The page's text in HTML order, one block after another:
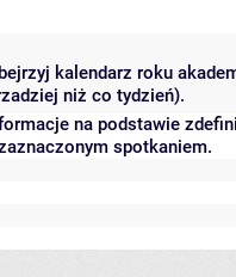
kalendarz roku
niż co tydzień).
na podstawie
spotkaniem.